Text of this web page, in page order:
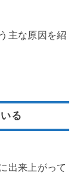
主な原因を紹
る
出来上がって